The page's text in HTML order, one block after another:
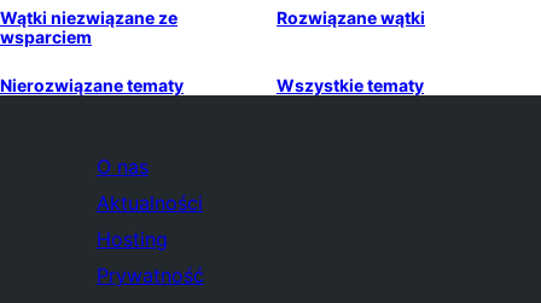
Wątki niezwiązane ze
wsparciem
Rozwiązane wątki
Nierozwiązane tematy Wszystkie tematy
O nas
Aktualności
Hosting
Prywatność